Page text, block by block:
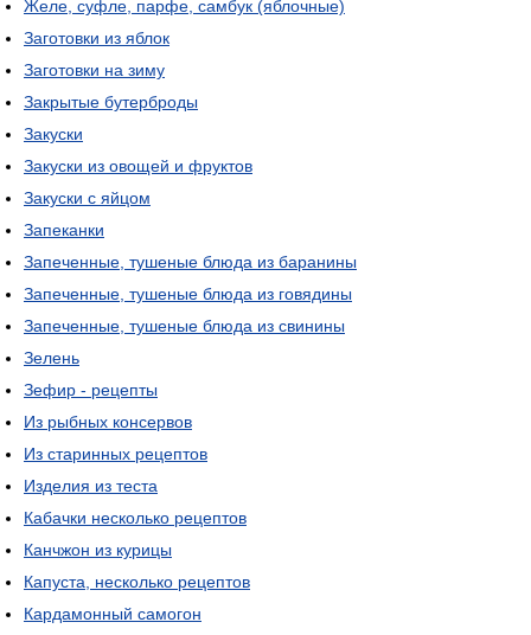
Желе, суфле, парфе, самбук (яблочные)
Заготовки из яблок
Заготовки на зиму
Закрытые бутерброды
Закуски
Закуски из овощей и фруктов
Закуски с яйцом
Запеканки
Запеченные, тушеные блюда из баранины
Запеченные, тушеные блюда из говядины
Запеченные, тушеные блюда из свинины
Зелень
Зефир - рецепты
Из рыбных консервов
Из старинных рецептов
Изделия из теста
Кабачки несколько рецептов
Канчжон из курицы
Капуста, несколько рецептов
Кардамонный самогон